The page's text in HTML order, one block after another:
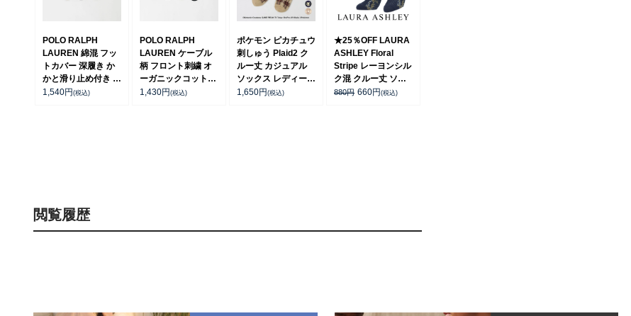
POLO RALPH
LAUREN 綿混 フッ
トカバー 深履き か
かと滑り止め付き カ
バーソックス レディ
1,540円(税込)
POLO RALPH
LAUREN ケーブル
柄 フロント刺繍 オ
ーガニックコットン
混 スニーカー丈 ソ
1,430円(税込)
ポケモン ピカチュウ
刺しゅう Plaid2 ク
ルー丈 カジュアル
ソックス レディース
日本製 03307011
1,650円(税込)
★25％OFF LAURA
ASHLEY Floral
Stripe レーヨンシル
ク混 クルー丈 ソッ
クス レディース
880円 660円(税込)
閲覧履歴